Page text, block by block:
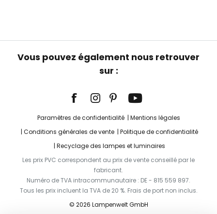
Vous pouvez également nous retrouver
sur :
Paramètres de confidentialité
Mentions légales
Conditions générales de vente
Politique de confidentialité
Recyclage des lampes et luminaires
Les prix PVC correspondent au prix de vente conseillé par le
fabricant.
Numéro de TVA intracommunautaire : DE - 815 559 897.
Tous les prix incluent la TVA de 20 %. Frais de port non inclus.
© 2026 Lampenwelt GmbH